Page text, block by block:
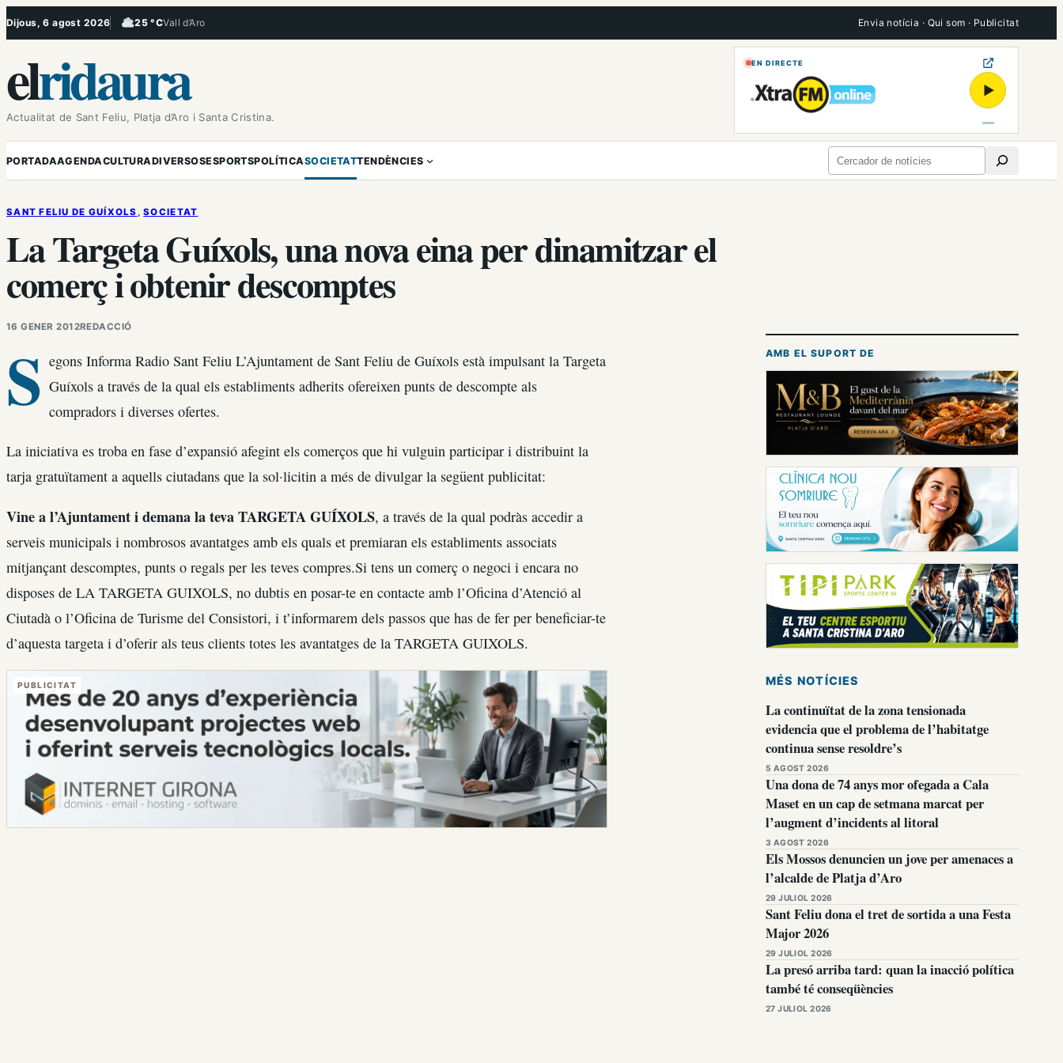
Vés
Dijous, 6 agost 2026 25 °CVall d’Aro
, Ennuvolat Envia notícia · Qui som · Publicitat
elridaura
Actualitat de Sant Feliu, Platja d’Aro i Santa Cristina.
EN DIRECTE
▶
PORTADAAGENDACULTURADIVERSOSESPORTSPOLÍTICASOCIETATTENDÈNCIES Cerca
SANT FELIU DE GUÍXOLS , SOCIETAT
La Targeta Guíxols, una nova eina per dinamitzar el
comerç i obtenir descomptes
16 GENER 2012REDACCIÓ
S egons Informa Radio Sant Feliu L’Ajuntament de Sant Feliu de Guíxols està impulsant la Targeta
Guíxols a través de la qual els establiments adherits ofereixen punts de descompte als
compradors i diverses ofertes.
La iniciativa es troba en fase d’expansió afegint els comerços que hi vulguin participar i distribuint la
tarja gratuïtament a aquells ciutadans que la sol·licitin a més de divulgar la següent publicitat:
Vine a l’Ajuntament i demana la teva TARGETA GUÍXOLS, a través de la qual podràs accedir a
serveis municipals i nombrosos avantatges amb els quals et premiaran els establiments associats
mitjançant descomptes, punts o regals per les teves compres.Si tens un comerç o negoci i encara no
disposes de LA TARGETA GUIXOLS, no dubtis en posar-te en contacte amb l’Oficina d’Atenció al
Ciutadà o l’Oficina de Turisme del Consistori, i t’informarem dels passos que has de fer per beneficiar-te
d’aquesta targeta i d’oferir als teus clients totes les avantatges de la TARGETA GUIXOLS.
PUBLICITAT
AMB EL SUPORT DE
MÉS NOTÍCIES
La continuïtat de la zona tensionada
evidencia que el problema de l’habitatge
continua sense resoldre’s
5 AGOST 2026
Una dona de 74 anys mor ofegada a Cala
Maset en un cap de setmana marcat per
l’augment d’incidents al litoral
3 AGOST 2026
Els Mossos denuncien un jove per amenaces a
l’alcalde de Platja d’Aro
29 JULIOL 2026
Sant Feliu dona el tret de sortida a una Festa
Major 2026
29 JULIOL 2026
La presó arriba tard: quan la inacció política
també té conseqüències
27 JULIOL 2026